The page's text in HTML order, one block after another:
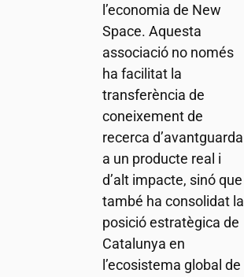
l’economia de New
Space. Aquesta
associació no només
ha facilitat la
transferència de
coneixement de
recerca d’avantguarda
a un producte real i
d’alt impacte, sinó que
també ha consolidat la
posició estratègica de
Catalunya en
l’ecosistema global de